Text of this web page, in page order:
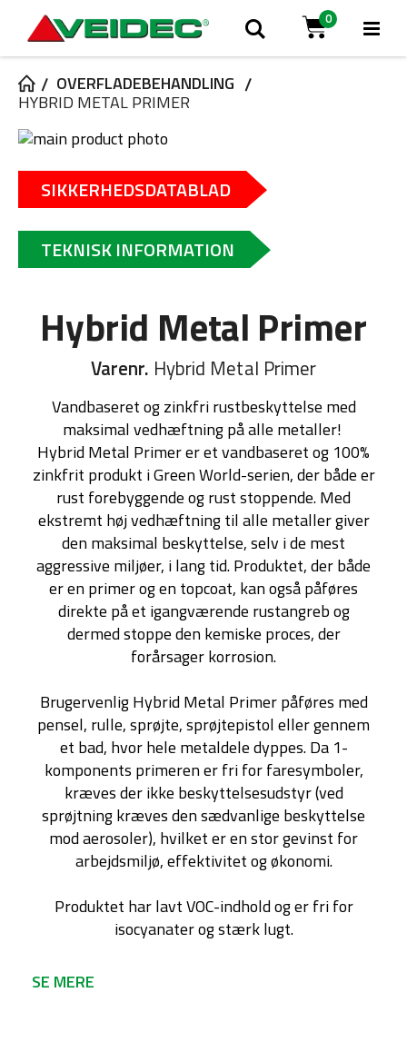
Cart
0
OVERFLADEBEHANDLING
HYBRID METAL PRIMER
Gå
slutningen
billedgalleriet
til
starten
af
billedgalleriet
SIKKERHEDSDATABLAD
TEKNISK INFORMATION
Hybrid Metal Primer
Varenr. Hybrid Metal Primer
Vandbaseret og zinkfri rustbeskyttelse med
maksimal vedhæftning på alle metaller!
Hybrid Metal Primer er et vandbaseret og 100%
zinkfrit produkt i Green World-serien, der både er
rust forebyggende og rust stoppende. Med
ekstremt høj vedhæftning til alle metaller giver
den maksimal beskyttelse, selv i de mest
aggressive miljøer, i lang tid. Produktet, der både
er en primer og en topcoat, kan også påføres
direkte på et igangværende rustangreb og
dermed stoppe den kemiske proces, der
forårsager korrosion.
Brugervenlig Hybrid Metal Primer påføres med
pensel, rulle, sprøjte, sprøjtepistol eller gennem
et bad, hvor hele metaldele dyppes. Da 1-
komponents primeren er fri for faresymboler,
kræves der ikke beskyttelsesudstyr (ved
sprøjtning kræves den sædvanlige beskyttelse
mod aerosoler), hvilket er en stor gevinst for
arbejdsmiljø, effektivitet og økonomi.
Produktet har lavt VOC-indhold og er fri for
isocyanater og stærk lugt.
SE MERE